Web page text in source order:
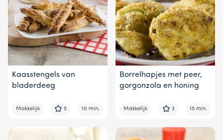
Kaasstengels van
bladerdeeg
Makkelijk 5 10 min.
Borrelhapjes met peer,
gorgonzola en honing
Makkelijk 3 15 min.